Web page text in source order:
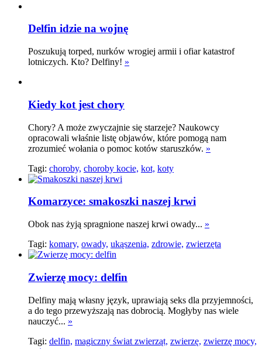
Delfin idzie na wojnę
Poszukują torped, nurków wrogiej armii i ofiar katastrof
lotniczych. Kto? Delfiny! »
Kiedy kot jest chory
Chory? A może zwyczajnie się starzeje? Naukowcy
opracowali właśnie listę objawów, które pomogą nam
zrozumieć wołania o pomoc kotów staruszków. »
Tagi: choroby, choroby kocie, kot, koty
Komarzyce: smakoszki naszej krwi
Obok nas żyją spragnione naszej krwi owady... »
Tagi: komary, owady, ukąszenia, zdrowie, zwierzęta
Zwierzę mocy: delfin
Delfiny mają własny język, uprawiają seks dla przyjemności,
a do tego przewyższają nas dobrocią. Mogłyby nas wiele
nauczyć... »
Tagi: delfin, magiczny świat zwierząt, zwierzę, zwierzę mocy,